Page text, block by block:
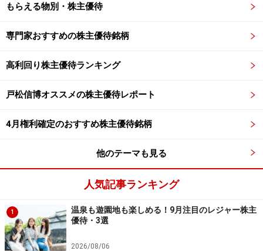
もらえる物別・株主優待
専門家おすすめの株主優待銘柄
高利回り株主優待ランキング
戸松信博オススメの株主優待レポート
4月権利確定のおすすめ株主優待銘柄
他のテーマも見る
人気記事ランキング
1
温泉も遊園地も楽しめる！9月注目のレジャー株主
優待・3選
2026/08/06